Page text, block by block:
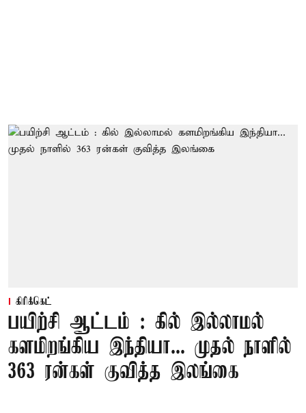
கிரிக்கெட்
பயிற்சி ஆட்டம் : கில் இல்லாமல்
களமிறங்கிய இந்தியா... முதல் நாளில்
363 ரன்கள் குவித்த இலங்கை